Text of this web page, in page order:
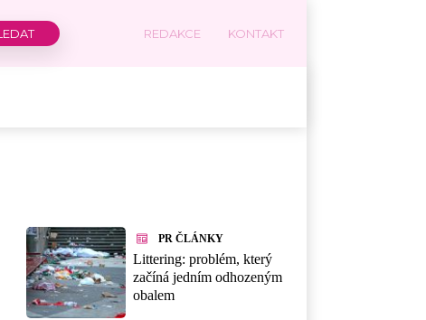
REDAKCE KONTAKT
PR ČLÁNKY
Littering: problém, který
začíná jedním odhozeným
obalem